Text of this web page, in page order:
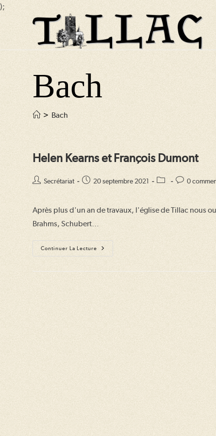
);
Bach
> Bach
Helen Kearns et François Dumont
Auteur/autrice
publication :
Secrétariat
Publication
20 septembre 2021
Post
publication :
0
Après plus d'un an de travaux, l'église de Tillac nous
Brahms, Schubert…
Continuer La Lecture
Helen
Kearns